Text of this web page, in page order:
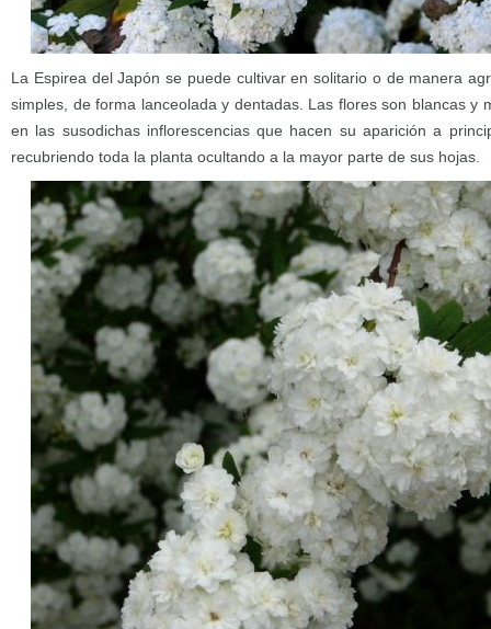
La Espirea del Japón se puede cultivar en solitario o de manera
simples, de forma lanceolada y dentadas. Las flores son blancas y
en las susodichas inflorescencias que hacen su aparición a
recubriendo toda la planta ocultando a la mayor parte de sus hojas.